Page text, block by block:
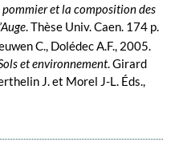
et la composition des
. Thèse Univ. Caen. 174 p.
C., Dolédec A.F., 2005.
et environnement. Girard
J. et Morel J-L. Éds.,